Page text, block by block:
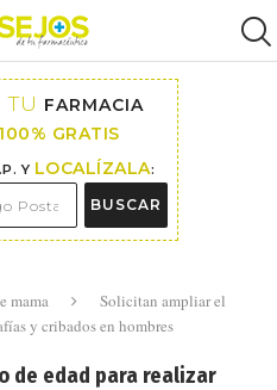
TU FARMACIA
100% GRATIS
Y LOCALÍZALA:
BUSCAR
mama
Solicitan ampliar el
y cribados en hombres
de edad para realizar